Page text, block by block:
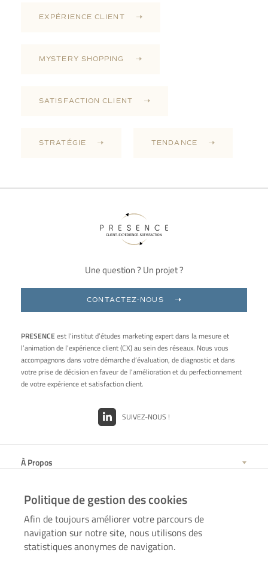
EXPÉRIENCE CLIENT
MYSTERY SHOPPING
SATISFACTION CLIENT
STRATÉGIE TENDANCE
Une question ? Un projet ?
CONTACTEZ-NOUS
PRESENCE est l’institut d’études marketing expert dans la mesure et
l’animation de l’expérience client (CX) au sein des réseaux. Nous vous
accompagnons dans votre démarche d’évaluation, de diagnostic et dans
votre prise de décision en faveur de l’amélioration et du perfectionnement
de votre expérience et satisfaction client.
SUIVEZ-NOUS !
À Propos
Nos Solutions
Nos Secteurs d'Expertise
Politique de gestion des cookies
Afin de toujours améliorer votre parcours de
navigation sur notre site, nous utilisons des
statistiques anonymes de navigation.